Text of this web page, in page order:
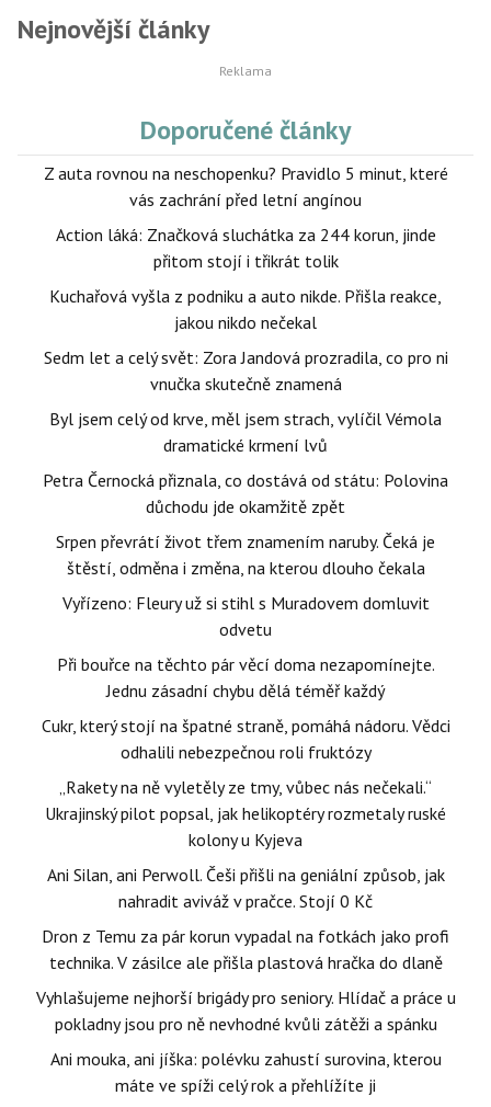
Nejnovější články
Doporučené články
Z auta rovnou na neschopenku? Pravidlo 5 minut, které
vás zachrání před letní angínou
Action láká: Značková sluchátka za 244 korun, jinde
přitom stojí i třikrát tolik
Kuchařová vyšla z podniku a auto nikde. Přišla reakce,
jakou nikdo nečekal
Sedm let a celý svět: Zora Jandová prozradila, co pro ni
vnučka skutečně znamená
Byl jsem celý od krve, měl jsem strach, vylíčil Vémola
dramatické krmení lvů
Petra Černocká přiznala, co dostává od státu: Polovina
důchodu jde okamžitě zpět
Srpen převrátí život třem znamením naruby. Čeká je
štěstí, odměna i změna, na kterou dlouho čekala
Vyřízeno: Fleury už si stihl s Muradovem domluvit
odvetu
Při bouřce na těchto pár věcí doma nezapomínejte.
Jednu zásadní chybu dělá téměř každý
Cukr, který stojí na špatné straně, pomáhá nádoru. Vědci
odhalili nebezpečnou roli fruktózy
„Rakety na ně vyletěly ze tmy, vůbec nás nečekali.“
Ukrajinský pilot popsal, jak helikoptéry rozmetaly ruské
kolony u Kyjeva
Ani Silan, ani Perwoll. Češi přišli na geniální způsob, jak
nahradit aviváž v pračce. Stojí 0 Kč
Dron z Temu za pár korun vypadal na fotkách jako profi
technika. V zásilce ale přišla plastová hračka do dlaně
Vyhlašujeme nejhorší brigády pro seniory. Hlídač a práce u
pokladny jsou pro ně nevhodné kvůli zátěži a spánku
Ani mouka, ani jíška: polévku zahustí surovina, kterou
máte ve spíži celý rok a přehlížíte ji